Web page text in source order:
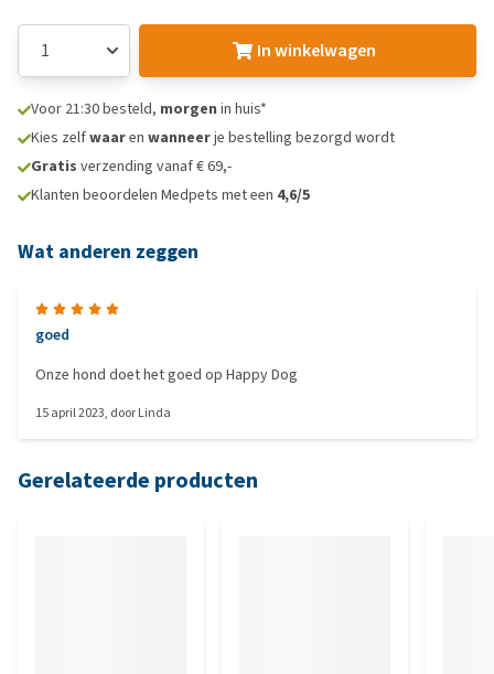
In winkelwagen
Voor 21:30 besteld, morgen in huis*
Kies zelfwaaren wanneerje bestelling bezorgd wordt
Gratis verzending vanaf € 69,-
Klanten beoordelen Medpets met een 4,6/5
Wat anderen zeggen
goed
Onze hond doet het goed op Happy Dog
15 april 2023, doorLinda
Gerelateerde producten